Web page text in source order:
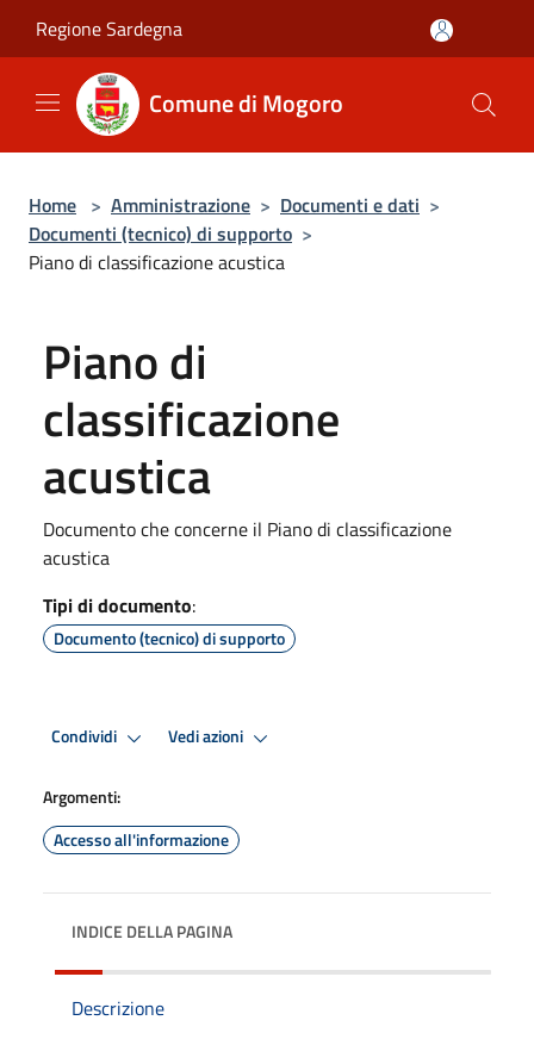
Regione Sardegna
Comune di Mogoro
Home > Amministrazione > Documenti e dati >
Documenti (tecnico) di supporto >
Piano di classificazione acustica
Piano di
classificazione
acustica
Documento che concerne il Piano di classificazione
acustica
Tipi di documento:
Documento (tecnico) di supporto
Condividi Vedi azioni
Argomenti:
Accesso all'informazione
INDICE DELLA PAGINA
Descrizione